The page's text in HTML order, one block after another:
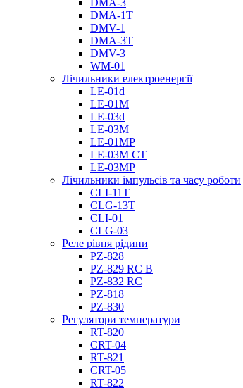
DMA-3
DMA-1T
DMV-1
DMА-3T
DMV-3
WM-01
Лічильники електроенергії
LE-01d
LE-01M
LE-03d
LE-03M
LE-01MP
LE-03M CT
LE-03MP
Лічильники імпульсів та часу роботи
CLI-11T
CLG-13T
CLI-01
CLG-03
Реле рівня рідини
PZ-828
PZ-829 RC B
PZ-832 RC
PZ-818
PZ-830
Регулятори температури
RT-820
CRT-04
RT-821
CRT-05
RT-822